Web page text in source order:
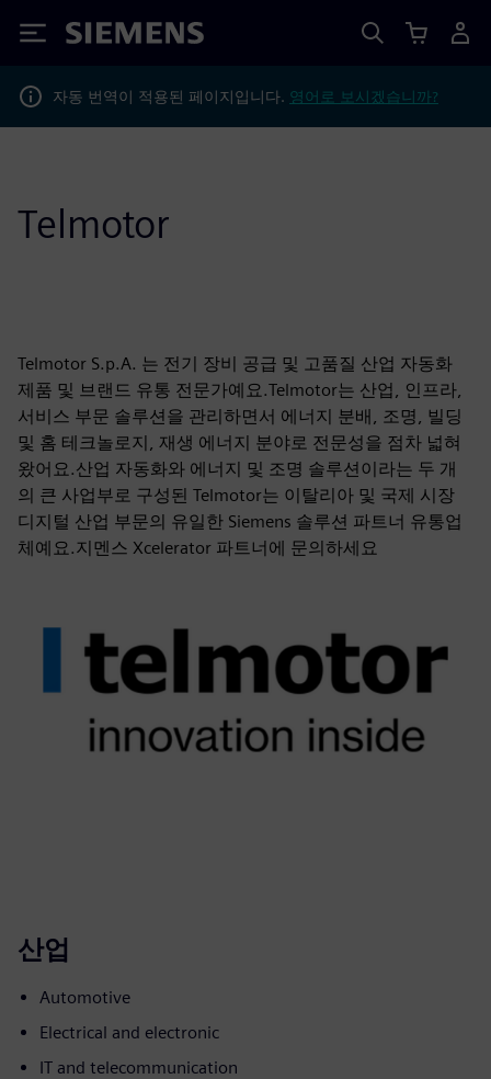
Siemens
자동 번역이 적용된 페이지입니다. 영어로 보시겠습니까?
Telmotor
Telmotor S.p.A. 는 전기 장비 공급 및 고품질 산업 자동화
제품 및 브랜드 유통 전문가예요.Telmotor는 산업, 인프라,
서비스 부문 솔루션을 관리하면서 에너지 분배, 조명, 빌딩
및 홈 테크놀로지, 재생 에너지 분야로 전문성을 점차 넓혀
왔어요.산업 자동화와 에너지 및 조명 솔루션이라는 두 개
의 큰 사업부로 구성된 Telmotor는 이탈리아 및 국제 시장
디지털 산업 부문의 유일한 Siemens 솔루션 파트너 유통업
체예요.지멘스 Xcelerator 파트너에 문의하세요
산업
Automotive
Electrical and electronic
IT and telecommunication